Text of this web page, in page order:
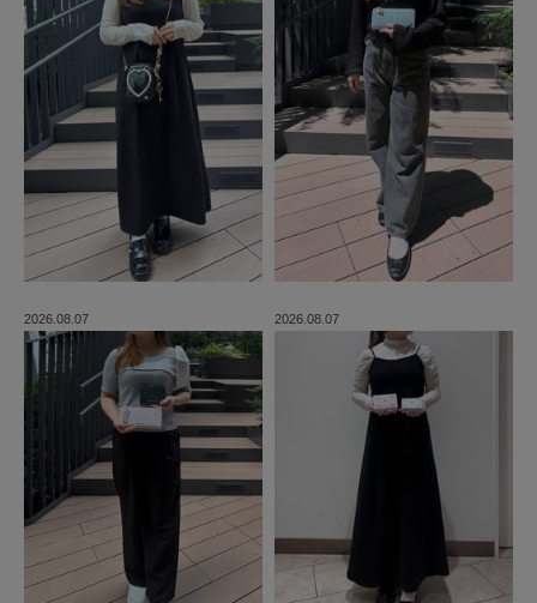
2026.08.07 2026.08.07